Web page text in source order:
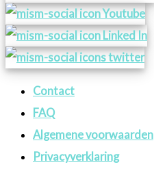
Contact
FAQ
Algemene voorwaarden
Privacyverklaring